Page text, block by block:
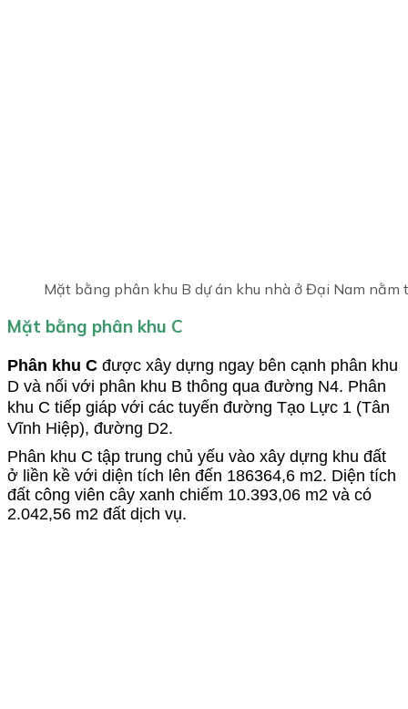
Mặt bằng phân khu B dự án khu nhà ở Đại Nam nằm
Mặt bằng phân khu C
Phân khu C được xây dựng ngay bên cạnh phân khu
D và nối với phân khu B thông qua đường N4. Phân
khu C tiếp giáp với các tuyến đường Tạo Lực 1 (Tân
Vĩnh Hiệp), đường D2.
Phân khu C tập trung chủ yếu vào xây dựng khu đất
ở liền kề với diện tích lên đến 186364,6 m2. Diện tích
đất công viên cây xanh chiếm 10.393,06 m2 và có
2.042,56 m2 đất dịch vụ.